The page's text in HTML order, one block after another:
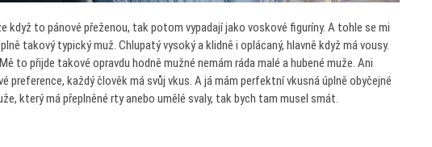
když to pánové přeženou, tak potom vypadají jako voskové figuríny. A tohle se mi
takový typický muž. Chlupatý vysoký a klidně i oplácaný, hlavně když má vousy.
to přijde takové opravdu hodně mužné nemám ráda malé a hubené muže. Ani
preference, každý člověk má svůj vkus. A já mám perfektní vkusná úplně obyčejné
který má přeplněné rty anebo umělé svaly, tak bych tam musel smát.